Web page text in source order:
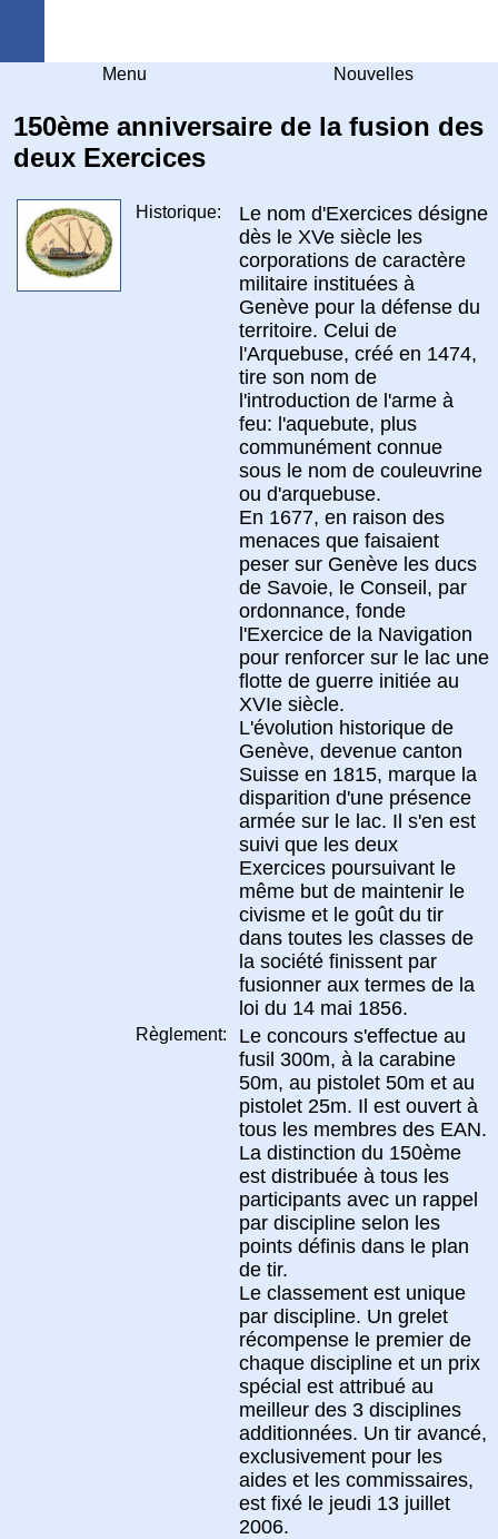
Menu Nouvelles
150ème anniversaire de la fusion des
deux Exercices
Historique:
Le nom d'Exercices désigne
dès le XVe siècle les
corporations de caractère
militaire instituées à
Genève pour la défense du
territoire. Celui de
l'Arquebuse, créé en 1474,
tire son nom de
l'introduction de l'arme à
feu: l'aquebute, plus
communément connue
sous le nom de couleuvrine
ou d'arquebuse.
En 1677, en raison des
menaces que faisaient
peser sur Genève les ducs
de Savoie, le Conseil, par
ordonnance, fonde
l'Exercice de la Navigation
pour renforcer sur le lac une
flotte de guerre initiée au
XVIe siècle.
L'évolution historique de
Genève, devenue canton
Suisse en 1815, marque la
disparition d'une présence
armée sur le lac. Il s'en est
suivi que les deux
Exercices poursuivant le
même but de maintenir le
civisme et le goût du tir
dans toutes les classes de
la société finissent par
fusionner aux termes de la
loi du 14 mai 1856.
Règlement:
Le concours s'effectue au
fusil 300m, à la carabine
50m, au pistolet 50m et au
pistolet 25m. Il est ouvert à
tous les membres des EAN.
La distinction du 150ème
est distribuée à tous les
participants avec un rappel
par discipline selon les
points définis dans le plan
de tir.
Le classement est unique
par discipline. Un grelet
récompense le premier de
chaque discipline et un prix
spécial est attribué au
meilleur des 3 disciplines
additionnées. Un tir avancé,
exclusivement pour les
aides et les commissaires,
est fixé le jeudi 13 juillet
2006.